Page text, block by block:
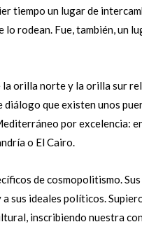
tiempo un lugar de
rodean. Fue, también, un
la orilla norte y la orilla sur
diálogo que existen unos
por excelencia:
o El Cairo.
de cosmopolitismo.
sus ideales políticos.
inscribiendo nuestra